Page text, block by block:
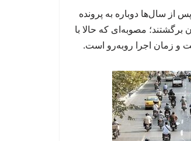
از سال‌ها دوباره به پرونده
برگشتند؛ مصوبه‌ای که حالا با
و زمان اجرا روبه‌رو است.